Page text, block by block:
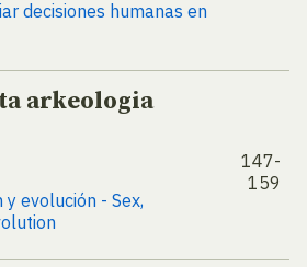
decisiones humanas en
arkeologia
y evolución - Sex,
147-
159